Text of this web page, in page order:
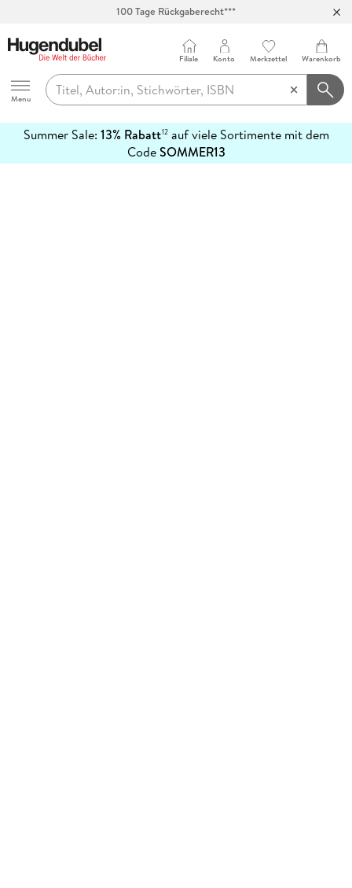
100 Tage Rückgaberecht***
Hugendubel
Menu
Filiale Konto Merkzettel Warenkorb
Summer Sale: 13% Rabatt12auf viele Sortimente mit dem
CodeSOMMER13
erfahren